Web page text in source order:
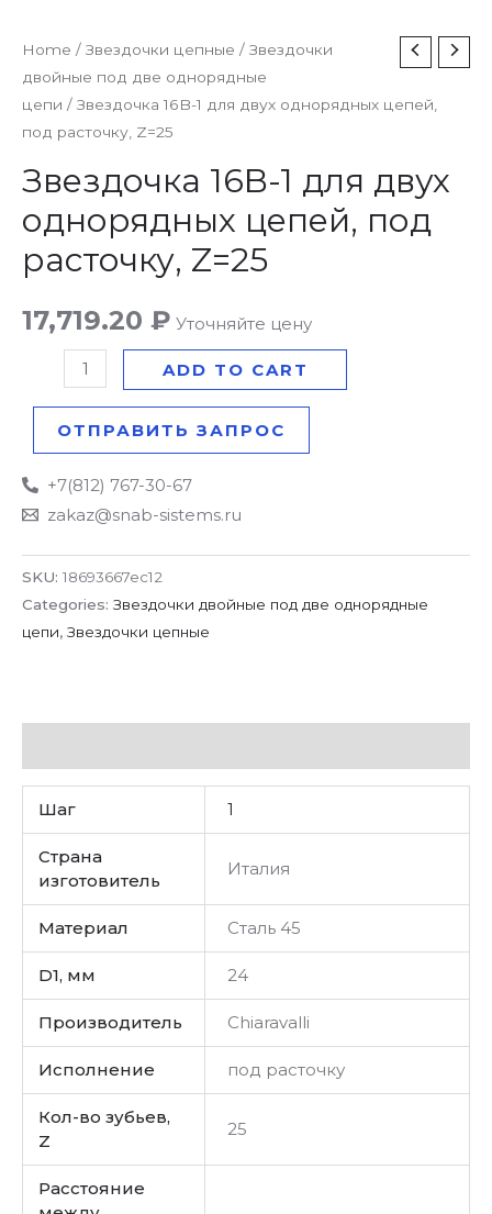
Home / Звездочки цепные / Звездочки
двойные под две однорядные
цепи / Звездочка 16B-1 для двух однорядных цепей,
под расточку, Z=25
Звездочка 16B-1 для двух
однорядных цепей, под
расточку, Z=25
17,719.20 ₽ Уточняйте цену
Звездочка
16B-
1
для
двух
однорядных
цепей,
под
Z=25
quantity
ADD TO CART
ОТПРАВИТЬ ЗАПРОС
+7(812) 767-30-67
zakaz@snab-sistems.ru
SKU: 18693667ec12
Categories: Звездочки двойные под две однорядные
цепи, Звездочки цепные
Шаг 1
Страна
изготовитель
Италия
Материал Сталь 45
D1, мм 24
Производитель Chiaravalli
Исполнение под расточку
Кол-во зубьев,
Z
25
Расстояние